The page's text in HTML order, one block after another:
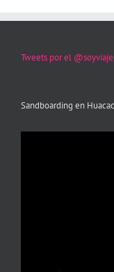
Tweets por el
Sandboarding en